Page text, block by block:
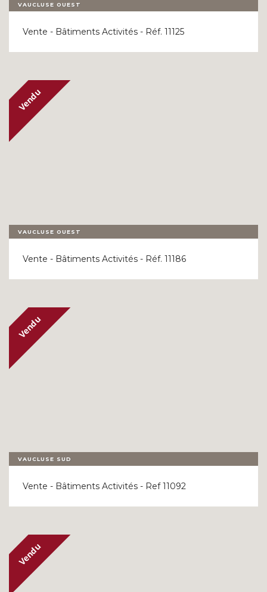
VAUCLUSE OUEST
Vente - Bâtiments Activités - Réf. 11125
VAUCLUSE OUEST
Vente - Bâtiments Activités - Réf. 11186
VAUCLUSE SUD
Vente - Bâtiments Activités - Ref 11092